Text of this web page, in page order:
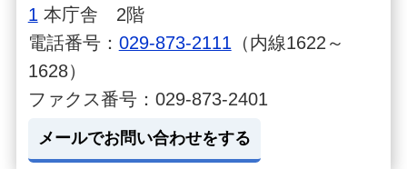
1本庁舎 2階
電話番号： 029-873-2111（内線1622～
1628）
ファクス番号：029-873-2401
メールでお問い合わせをする